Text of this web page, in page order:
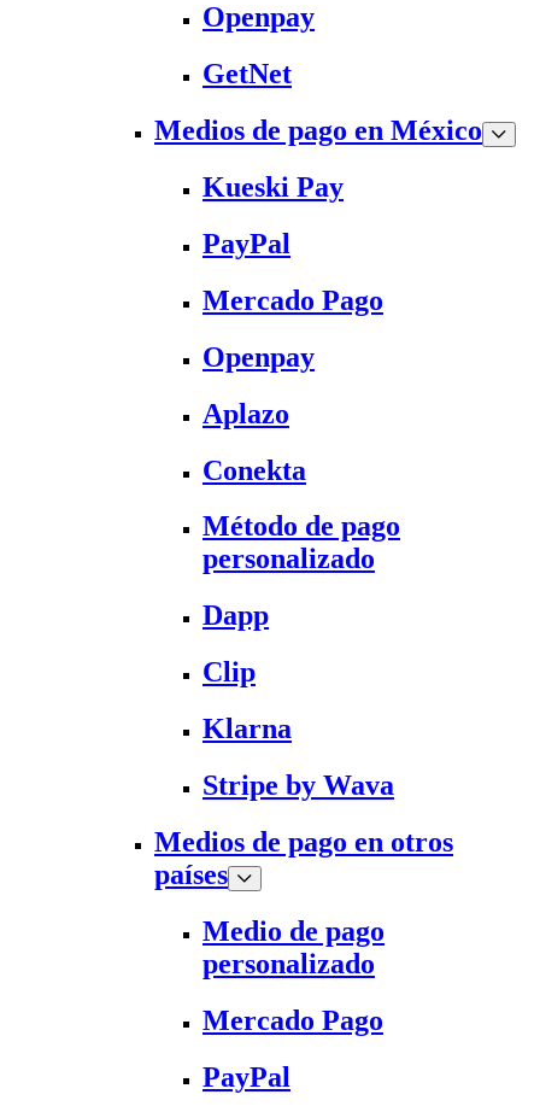
Openpay
GetNet
Medios de pago en México
Kueski Pay
PayPal
Mercado Pago
Openpay
Aplazo
Conekta
Método de pago
personalizado
Dapp
Clip
Klarna
Stripe by Wava
Medios de pago en otros
países
Medio de pago
personalizado
Mercado Pago
PayPal